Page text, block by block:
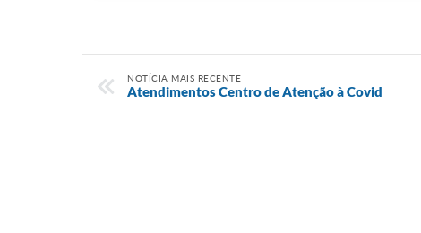
NOTÍCIA MAIS RECENTE
Atendimentos Centro de Atenção à Covid